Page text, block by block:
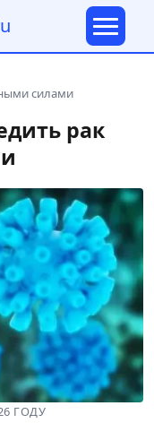
силами
рак
ГОДУ